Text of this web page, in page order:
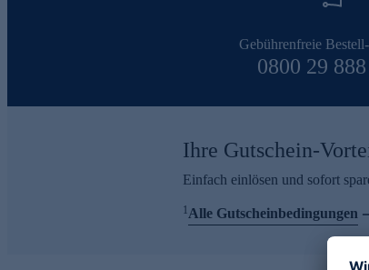
Gebührenfreie
0800 29
Ihre Gutschein-
Einfach einlösen und sofort
1Alle Gutscheinbedingungen